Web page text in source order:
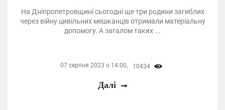
На Дніпропетровщині сьогодні ще три родини загиблих
через війну цивільних мешканців отримали матеріальну
допомогу. А загалом таких ...
07 серпня 2023 о 14:00, 10434
Далі